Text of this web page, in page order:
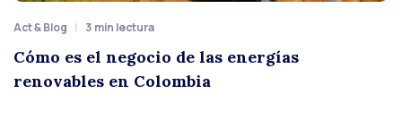
Act & Blog 3 min lectura
Cómo es el negocio de las energías
renovables en Colombia